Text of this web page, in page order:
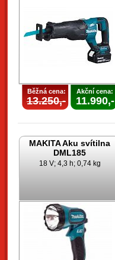
Běžná cena:
13.250,-
Akční cena:
11.990,-
MAKITA Aku svítilna
DML185
18 V; 4,3 h; 0,74 kg